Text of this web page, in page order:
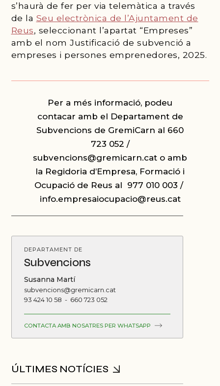
s’haurà de fer per via telemàtica a través
de la Seu electrònica de l’Ajuntament de
Reus, seleccionant l’apartat “Empreses”
amb el nom Justificació de subvenció a
empreses i persones emprenedores, 2025.
Per a més informació, podeu
contacar amb el Departament de
Subvencions de GremiCarn al 660
723 052 /
subvencions@gremicarn.cat o amb
la Regidoria d’Empresa, Formació i
Ocupació de Reus al 977 010 003 /
info.empresaiocupacio@reus.cat
DEPARTAMENT DE
Subvencions
Susanna Martí
subvencions@gremicarn.cat
93 424 10 58 - 660 723 052
CONTACTA AMB NOSATRES PER WHATSAPP